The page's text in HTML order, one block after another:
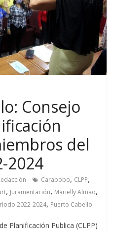
Consejo
del
2024
Carabobo, CLPP,
, Juramentación, Marielly Almao,
2022-2024, Puerto Cabello
Planificación Publica (CLPP)